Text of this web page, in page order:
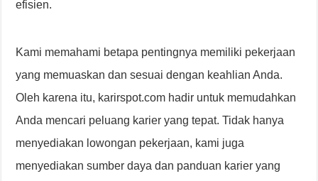
efisien.
Kami memahami betapa pentingnya memiliki pekerjaan
yang memuaskan dan sesuai dengan keahlian Anda.
Oleh karena itu, karirspot.com hadir untuk memudahkan
Anda mencari peluang karier yang tepat. Tidak hanya
menyediakan lowongan pekerjaan, kami juga
menyediakan sumber daya dan panduan karier yang